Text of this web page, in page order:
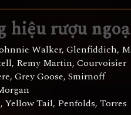
hiệu rượu
Walker, Glenfiddich,
Remy Martin, Courvoisier
Grey Goose, Smirnoff
Yellow Tail, Penfolds, Torres